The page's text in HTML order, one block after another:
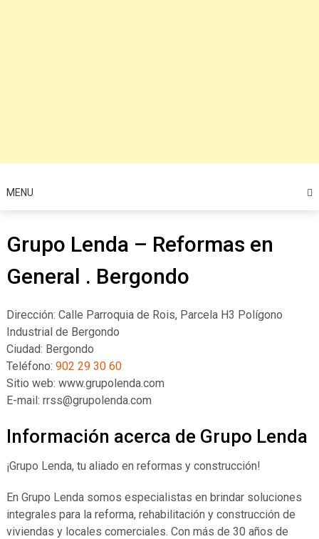
MENU
Grupo Lenda – Reformas en
General . Bergondo
Dirección: Calle Parroquia de Rois, Parcela H3 Polígono
Industrial de Bergondo
Ciudad: Bergondo
Teléfono: 902 29 30 60
Sitio web: www.grupolenda.com
E-mail: rrss@grupolenda.com
Información acerca de Grupo Lenda
¡Grupo Lenda, tu aliado en reformas y construcción!
En Grupo Lenda somos especialistas en brindar soluciones
integrales para la reforma, rehabilitación y construcción de
viviendas y locales comerciales. Con más de 30 años de